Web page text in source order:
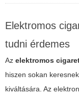
Elektromos
tudni érdemes
Az elektromos
hiszen sokan
kiváltására. Az